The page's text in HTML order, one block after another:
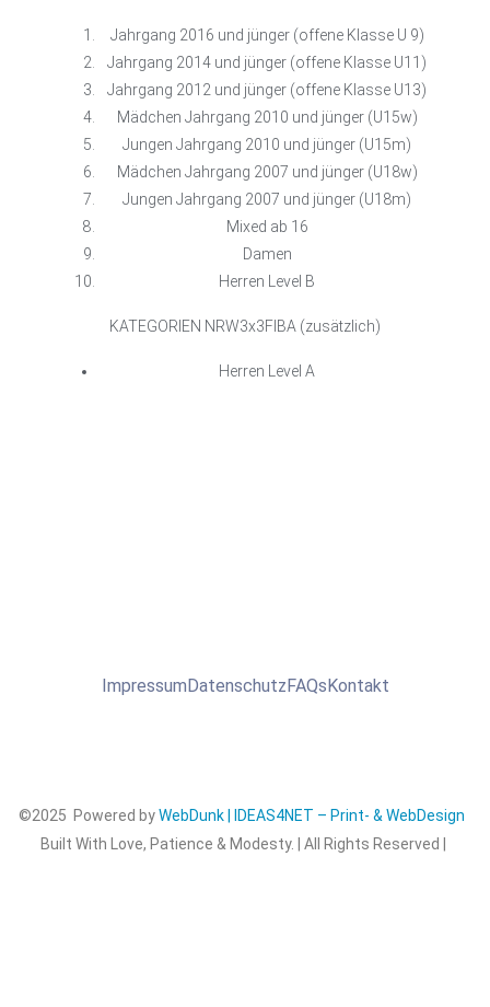
Jahrgang 2016 und jünger (offene Klasse U 9)
Jahrgang 2014 und jünger (offene Klasse U11)
Jahrgang 2012 und jünger (offene Klasse U13)
Mädchen Jahrgang 2010 und jünger (U15w)
Jungen Jahrgang 2010 und jünger (U15m)
Mädchen Jahrgang 2007 und jünger (U18w)
Jungen Jahrgang 2007 und jünger (U18m)
Mixed ab 16
Damen
Herren Level B
KATEGORIEN NRW3x3FIBA (zusätzlich)
Herren Level A
ImpressumDatenschutzFAQsKontakt
©2025 Powered byWebDunk | IDEAS4NET – Print- & WebDesign
Built With Love, Patience & Modesty. | All Rights Reserved |